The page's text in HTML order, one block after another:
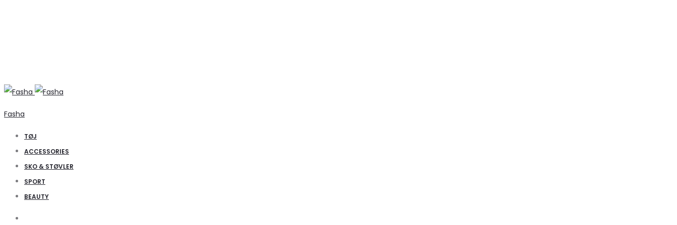
Fasha
TØJ
ACCESSORIES
SKO & STØVLER
SPORT
BEAUTY